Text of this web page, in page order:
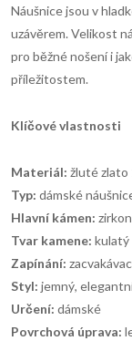
Náušnice jsou v
uzávěrem. Velikost
pro běžné nošení i
příležitostem.
Klíčové vlastnosti
Materiál: žluté
Typ: dámské
Hlavní kámen:
Tvar kamene: kulatý
Zapínání:
Styl: jemný,
Určení: dámské
Povrchová úprava: